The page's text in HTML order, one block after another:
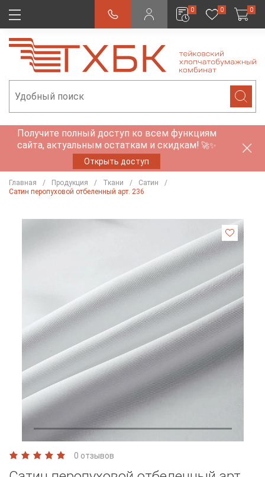
0 0 0
Получите полный доступ ко всем функциям
сайта, актуальным остаткам и скидкам! 🚀✨
Открыть доступ
Главная Продукция Ткани
Сатин
Сатин перопуховой отбеленный арт. 236
0 отзывов